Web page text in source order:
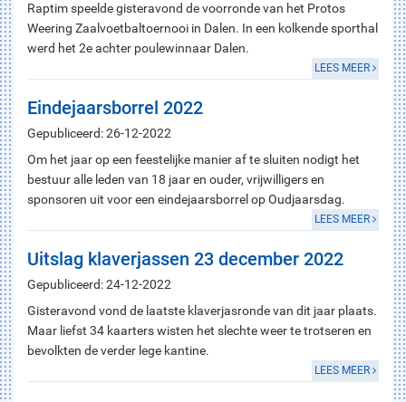
Raptim speelde gisteravond de voorronde van het Protos
Weering Zaalvoetbaltoernooi in Dalen. In een kolkende sporthal
werd het 2e achter poulewinnaar Dalen.
LEES MEER
Eindejaarsborrel 2022
Gepubliceerd: 26-12-2022
Om het jaar op een feestelijke manier af te sluiten nodigt het
bestuur alle leden van 18 jaar en ouder, vrijwilligers en
sponsoren uit voor een eindejaarsborrel op Oudjaarsdag.
LEES MEER
Uitslag klaverjassen 23 december 2022
Gepubliceerd: 24-12-2022
Gisteravond vond de laatste klaverjasronde van dit jaar plaats.
Maar liefst 34 kaarters wisten het slechte weer te trotseren en
bevolkten de verder lege kantine.
LEES MEER